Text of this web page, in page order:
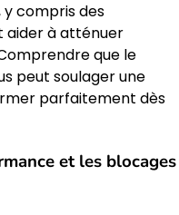
y compris des
aider à atténuer
que le
peut soulager une
parfaitement dès
et les blocages